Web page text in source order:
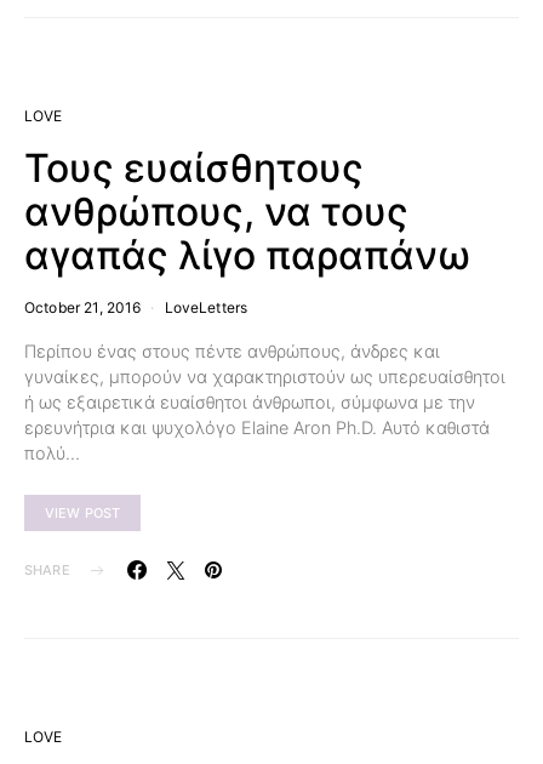
LOVE
Τους ευαίσθητους
ανθρώπους, να τους
αγαπάς λίγο παραπάνω
October 21, 2016 LoveLetters
Περίπου ένας στους πέντε ανθρώπους, άνδρες και
γυναίκες, μπορούν να χαρακτηριστούν ως υπερευαίσθητοι
ή ως εξαιρετικά ευαίσθητοι άνθρωποι, σύμφωνα με την
ερευνήτρια και ψυχολόγο Elaine Aron Ph.D. Αυτό καθιστά
πολύ…
VIEW POST
SHARE
LOVE